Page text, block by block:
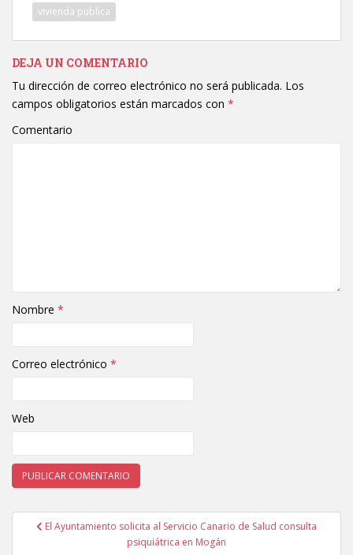
vivienda publica
DEJA UN COMENTARIO
Tu dirección de correo electrónico no será publicada. Los
campos obligatorios están marcados con *
Comentario
Nombre *
Correo electrónico *
Web
Navegación de entradas
El Ayuntamiento solicita al Servicio Canario de Salud consulta
psiquiátrica en Mogán